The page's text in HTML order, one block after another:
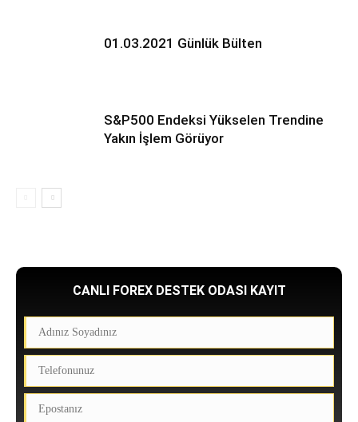
01.03.2021 Günlük Bülten
S&P500 Endeksi Yükselen Trendine
Yakın İşlem Görüyor
CANLI FOREX DESTEK ODASI KAYIT